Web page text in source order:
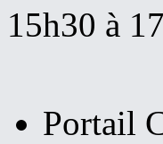
15h30 à
Portail